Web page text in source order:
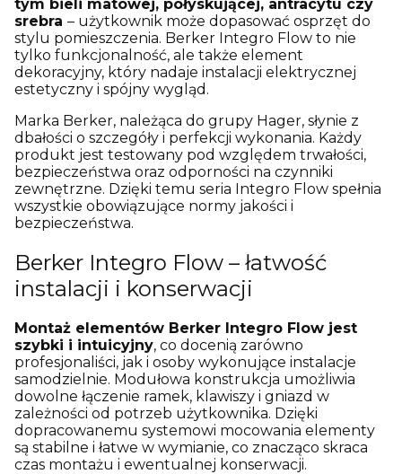
tym bieli matowej, połyskującej, antracytu czy
srebra – użytkownik może dopasować osprzęt do
stylu pomieszczenia. Berker Integro Flow to nie
tylko funkcjonalność, ale także element
dekoracyjny, który nadaje instalacji elektrycznej
estetyczny i spójny wygląd.
Marka Berker, należąca do grupy Hager, słynie z
dbałości o szczegóły i perfekcji wykonania. Każdy
produkt jest testowany pod względem trwałości,
bezpieczeństwa oraz odporności na czynniki
zewnętrzne. Dzięki temu seria Integro Flow spełnia
wszystkie obowiązujące normy jakości i
bezpieczeństwa.
Berker Integro Flow – łatwość
instalacji i konserwacji
Montaż elementów Berker Integro Flow jest
szybki i intuicyjny, co docenią zarówno
profesjonaliści, jak i osoby wykonujące instalacje
samodzielnie. Modułowa konstrukcja umożliwia
dowolne łączenie ramek, klawiszy i gniazd w
zależności od potrzeb użytkownika. Dzięki
dopracowanemu systemowi mocowania elementy
są stabilne i łatwe w wymianie, co znacząco skraca
czas montażu i ewentualnej konserwacji.